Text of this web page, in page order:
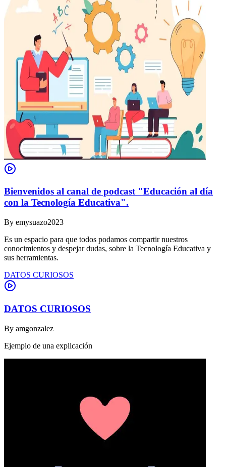
Bienvenidos al canal de podcast "Educación al día
con la Tecnología Educativa".
By emysuazo2023
Es un espacio para que todos podamos compartir nuestros
conocimientos y despejar dudas, sobre la Tecnología Educativa y
sus herramientas.
DATOS CURIOSOS
DATOS CURIOSOS
By amgonzalez
Ejemplo de una explicación